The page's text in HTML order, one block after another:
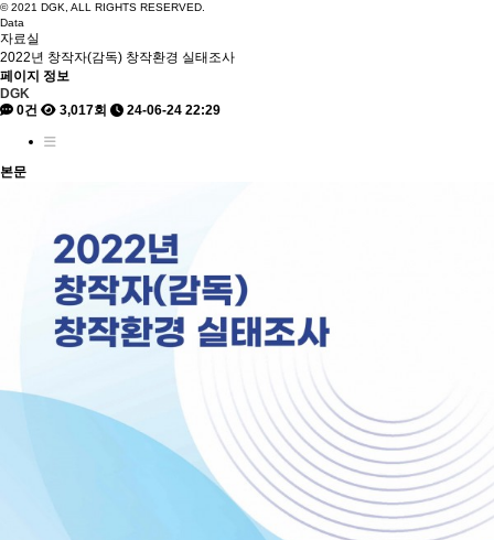
© 2021 DGK, ALL RIGHTS RESERVED.
Data
자료실
2022년 창작자(감독) 창작환경 실태조사
페이지 정보
DGK
0건
3,017회 24-06-24 22:29
본문